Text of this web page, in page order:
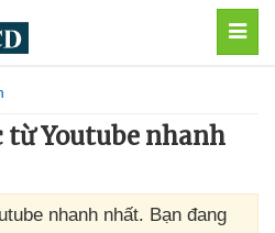
từ Youtube nhanh
nhanh nhất. Bạn đang